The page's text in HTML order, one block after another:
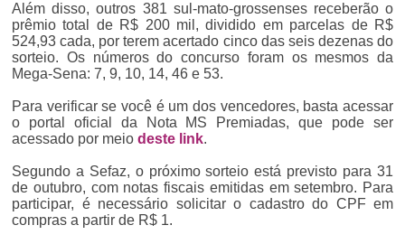
Além disso, outros 381 sul-mato-grossenses receberão o
prêmio total de R$ 200 mil, dividido em parcelas de R$
524,93 cada, por terem acertado cinco das seis dezenas do
sorteio. Os números do concurso foram os mesmos da
Mega-Sena: 7, 9, 10, 14, 46 e 53.
Para verificar se você é um dos vencedores, basta acessar
o portal oficial da Nota MS Premiadas, que pode ser
acessado por meio deste link.
Segundo a Sefaz, o próximo sorteio está previsto para 31
de outubro, com notas fiscais emitidas em setembro. Para
participar, é necessário solicitar o cadastro do CPF em
compras a partir de R$ 1.